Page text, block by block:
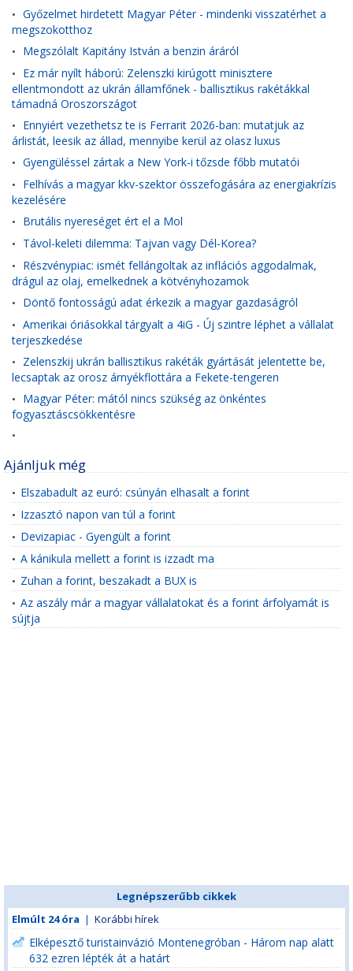
• Győzelmet hirdetett Magyar Péter - mindenki visszatérhet a
megszokotthoz
• Megszólalt Kapitány István a benzin áráról
• Ez már nyílt háború: Zelenszki kirúgott minisztere
ellentmondott az ukrán államfőnek - ballisztikus rakétákkal
támadná Oroszországot
• Ennyiért vezethetsz te is Ferrarit 2026-ban: mutatjuk az
árlistát, leesik az állad, mennyibe kerül az olasz luxus
• Gyengüléssel zártak a New York-i tőzsde főbb mutatói
• Felhívás a magyar kkv-szektor összefogására az energiakrízis
kezelésére
• Brutális nyereséget ért el a Mol
• Távol-keleti dilemma: Tajvan vagy Dél-Korea?
• Részvénypiac: ismét fellángoltak az inflációs aggodalmak,
drágul az olaj, emelkednek a kötvényhozamok
• Döntő fontosságú adat érkezik a magyar gazdaságról
• Amerikai óriásokkal tárgyalt a 4iG - Új szintre léphet a vállalat
terjeszkedése
• Zelenszkij ukrán ballisztikus rakéták gyártását jelentette be,
lecsaptak az orosz árnyékflottára a Fekete-tengeren
• Magyar Péter: mától nincs szükség az önkéntes
fogyasztáscsökkentésre
•
Ajánljuk még
• Elszabadult az euró: csúnyán elhasalt a forint
• Izzasztó napon van túl a forint
• Devizapiac - Gyengült a forint
• A kánikula mellett a forint is izzadt ma
• Zuhan a forint, beszakadt a BUX is
• Az aszály már a magyar vállalatokat és a forint árfolyamát is
sújtja
Legnépszerűbb cikkek
Elmúlt 24 óra | Korábbi hírek
Elképesztő turistainvázió Montenegróban - Három nap alatt
632 ezren lépték át a határt